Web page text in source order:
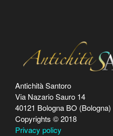
Antichità Santoro
Via Nazario Sauro 14
40121 Bologna BO
Copyrights © 2018
Privacy policy